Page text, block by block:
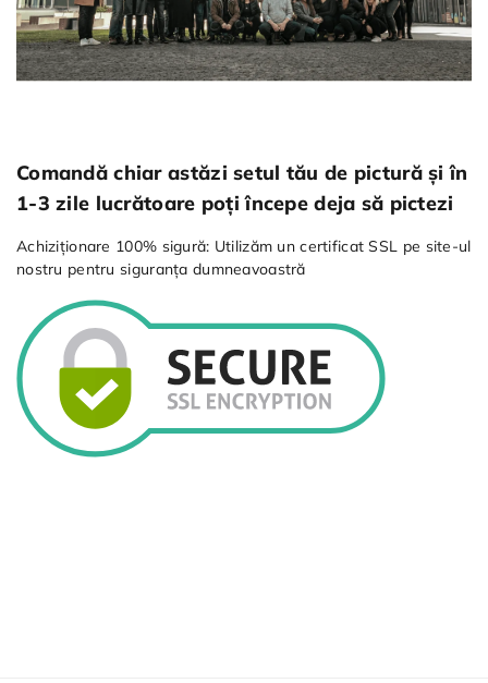
Comandă chiar astăzi setul tău de pictură și în
1-3 zile lucrătoare poți începe deja să pictezi
Achiziționare 100% sigură: Utilizăm un certificat SSL pe site-ul
nostru pentru siguranța dumneavoastră